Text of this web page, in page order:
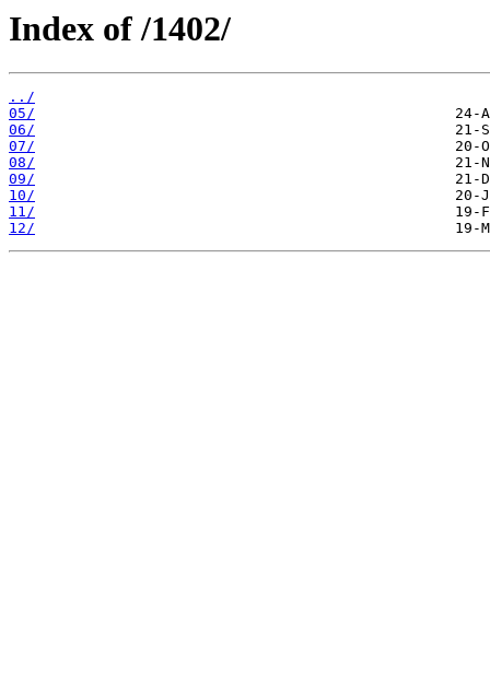
Index of /1402/
../
05/
06/
07/
08/
09/
10/
11/
12/